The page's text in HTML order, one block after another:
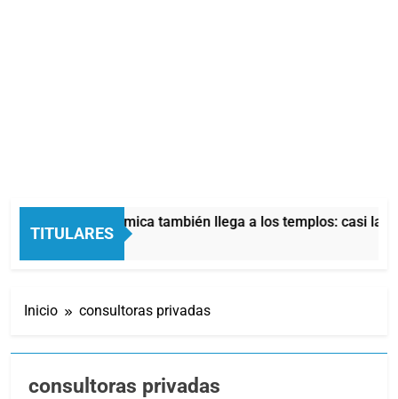
TITULARES
crisis económica también llega a los templos: casi la
Horas Atrás
Inicio consultoras privadas
consultoras privadas